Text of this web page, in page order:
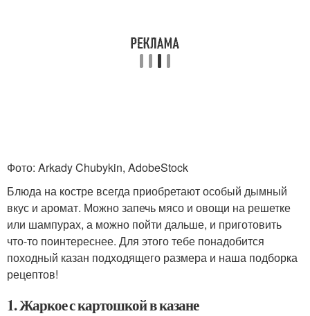
Фото: Arkady Chubykin, AdobeStock
Блюда на костре всегда приобретают особый дымный
вкус и аромат. Можно запечь мясо и овощи на решетке
или шампурах, а можно пойти дальше, и приготовить
что-то поинтереснее. Для этого тебе понадобится
походный казан подходящего размера и наша подборка
рецептов!
1. Жаркое с картошкой в казане